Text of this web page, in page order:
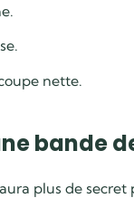
nette.
bande
plus de secret